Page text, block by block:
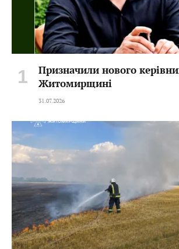
Призначили нового
Житомирщині
31.07.2026